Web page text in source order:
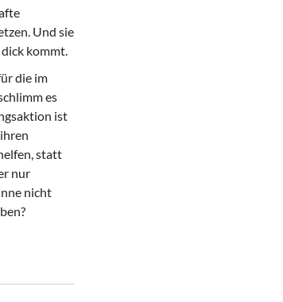
Und sie
kommt.
die im
es
ist
statt
nur
nicht